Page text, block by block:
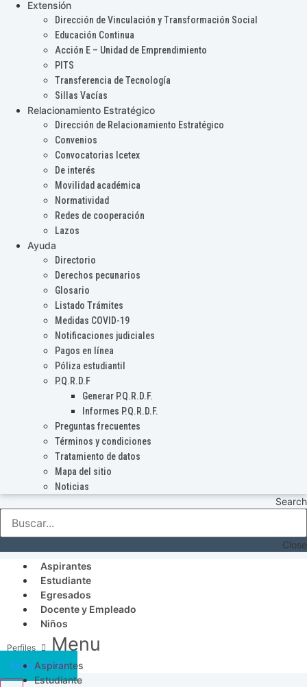
Extensión
Dirección de Vinculación y Transformación Social
Educación Continua
Acción E – Unidad de Emprendimiento
PITS
Transferencia de Tecnología
Sillas Vacías
Relacionamiento Estratégico
Dirección de Relacionamiento Estratégico
Convenios
Convocatorias Icetex
De interés
Movilidad académica
Normatividad
Redes de cooperación
Lazos
Ayuda
Directorio
Derechos pecunarios
Glosario
Listado Trámites
Medidas COVID-19
Notificaciones judiciales
Pagos en línea
Póliza estudiantil
P.Q.R.D.F
Generar P.Q.R.D.F.
Informes P.Q.R.D.F.
Preguntas frecuentes
Términos y condiciones
Tratamiento de datos
Mapa del sitio
Noticias
Search
Close
Aspirantes
Estudiante
Egresados
Docente y Empleado
Niños
Menu
Aspirantes
Estudiante
Acceso SICAU